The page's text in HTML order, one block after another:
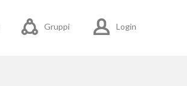
Gruppi Login